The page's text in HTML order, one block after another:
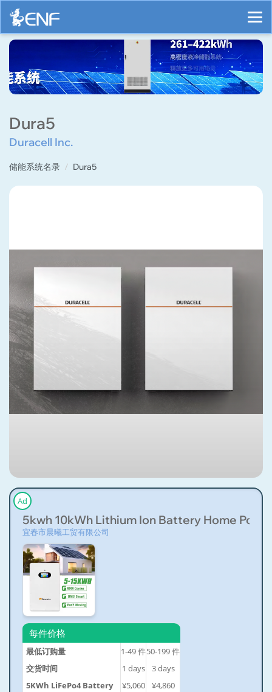
Dura5
Duracell Inc.
储能系统名录 Dura5
Ad
5kwh 10kWh Lithium Ion Battery Home
宜春市晨曦工贸有限公司
每件价格
最低订购量 1-49件50-199件
交货时间
1 days 3days
5KWh LiFePo4 Battery
¥5,060
¥4,860